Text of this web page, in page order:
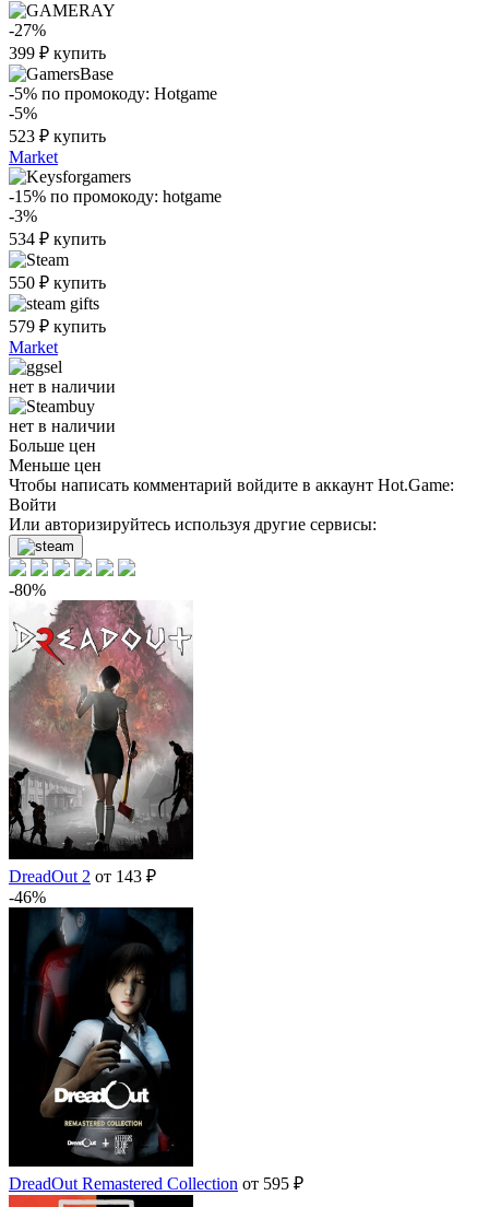
-27%
399 ₽ купить
-5% по промокоду: Hotgame
-5%
523 ₽ купить
Market
-15% по промокоду: hotgame
-3%
534 ₽ купить
550 ₽ купить
579 ₽ купить
Market
нет в наличии
нет в наличии
Больше цен
Меньше цен
Чтобы написать комментарий войдите в аккаунт Hot.Game:
Войти
Или авторизируйтесь используя другие сервисы:
-80%
DreadOut 2 от 143 ₽
-46%
DreadOut Remastered Collection от 595 ₽